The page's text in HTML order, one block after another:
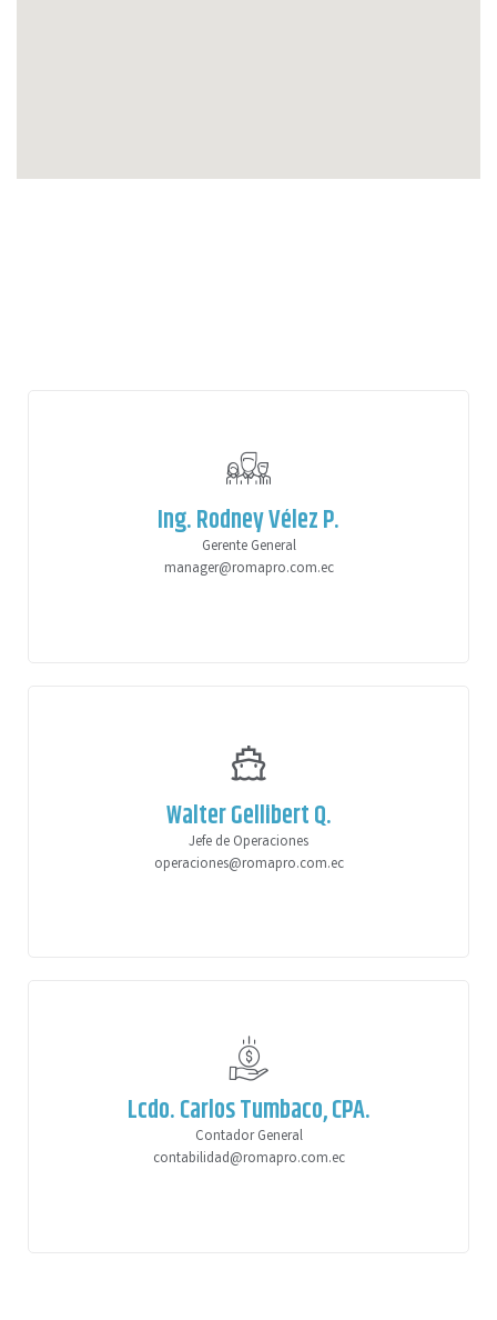
Ing. Rodney Vélez P.
Gerente General
manager@romapro.com.ec
Walter Gellibert Q.
Jefe de Operaciones
operaciones@romapro.com.ec
Lcdo. Carlos Tumbaco, CPA.
Contador General
contabilidad@romapro.com.ec